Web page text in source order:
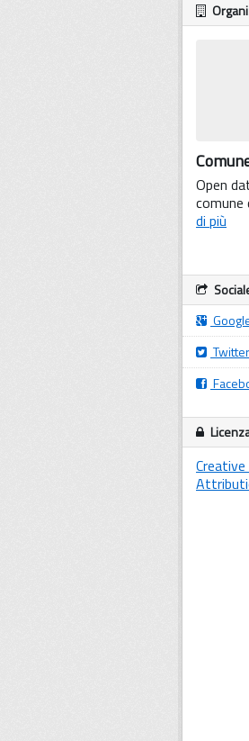
Open
comune
di più
Twitter